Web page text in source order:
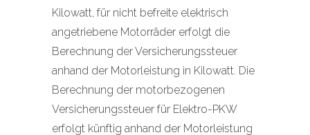
Kilowatt, für nicht befreite elektrisch
angetriebene Motorräder erfolgt die
Berechnung der Versicherungssteuer
anhand der Motorleistung in Kilowatt. Die
Berechnung der motorbezogenen
Versicherungssteuer für Elektro-PKW
erfolgt künftig anhand der Motorleistung